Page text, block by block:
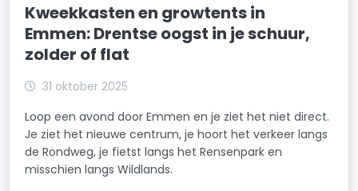
Kweekkasten en growtents in
Emmen: Drentse oogst in je schuur,
zolder of flat
31 oktober 2025
Loop een avond door Emmen en je ziet het niet direct.
Je ziet het nieuwe centrum, je hoort het verkeer langs
de Rondweg, je fietst langs het Rensenpark en
misschien langs Wildlands.